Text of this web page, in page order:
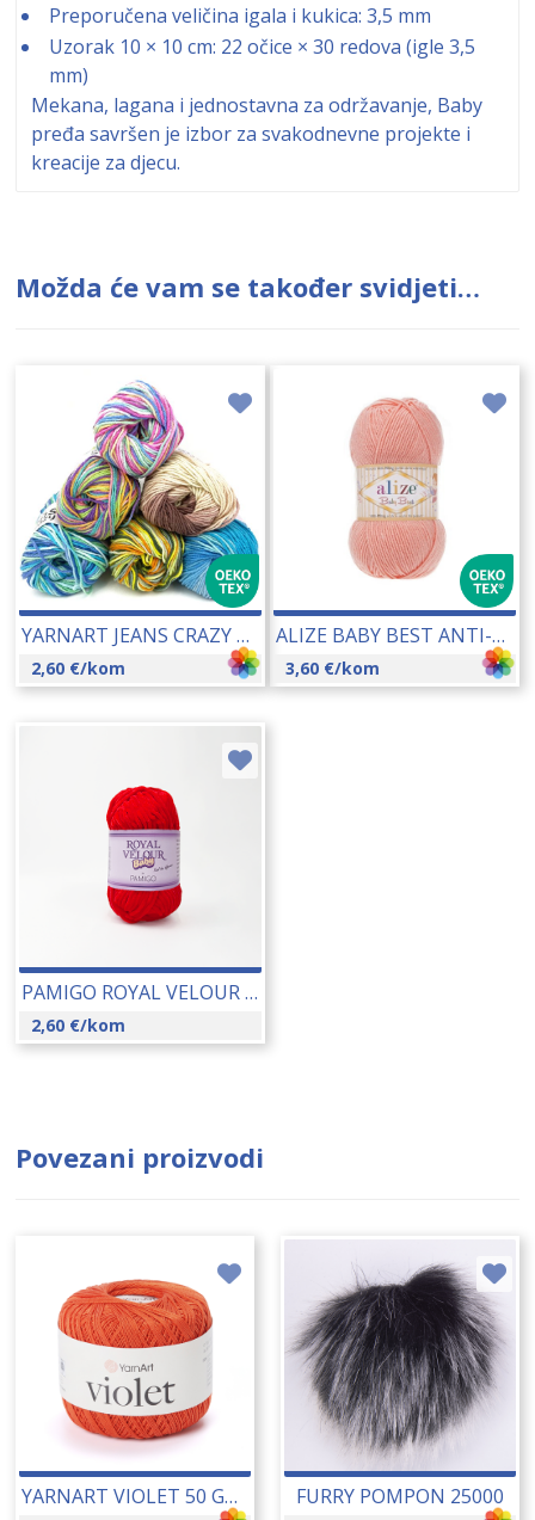
Preporučena veličina igala i kukica: 3,5 mm
Uzorak 10 × 10 cm: 22 očice × 30 redova (igle 3,5
mm)
Mekana, lagana i jednostavna za održavanje, Baby
pređa savršen je izbor za svakodnevne projekte i
kreacije za djecu.
Možda će vam se također svidjeti…
YARNART JEANS CRAZY 50 GR 24082
2,60 €/kom
ALIZE BABY BEST ANTI-PILLING 100 GR 19181
3,60 €/kom
PAMIGO ROYAL VELOUR BABY 50 GR 26066-112
2,60 €/kom
Povezani proizvodi
YARNART VIOLET 50 GR 25005 FURRY POMPON 25000